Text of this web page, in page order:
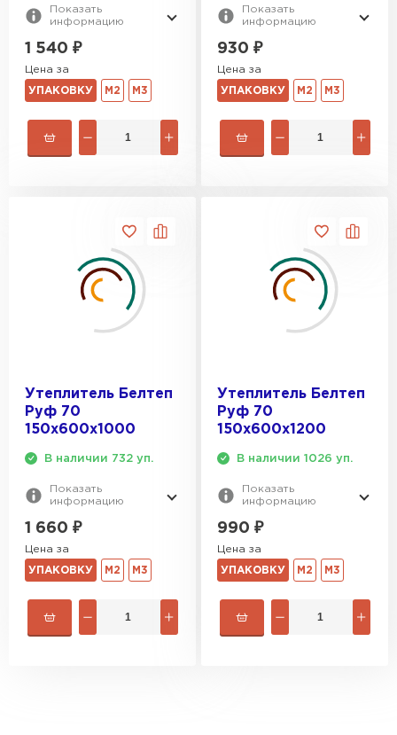
Показать
информацию
1 540 ₽
Цена за
УПАКОВКУ М2 М3
Показать
информацию
930 ₽
Цена за
УПАКОВКУ М2 М3
Утеплитель Белтеп
Руф 70
150х600х1000
В наличии 732 уп.
Показать
информацию
1 660 ₽
Цена за
УПАКОВКУ М2 М3
Утеплитель Белтеп
Руф 70
150х600х1200
В наличии 1026 уп.
Показать
информацию
990 ₽
Цена за
УПАКОВКУ М2 М3